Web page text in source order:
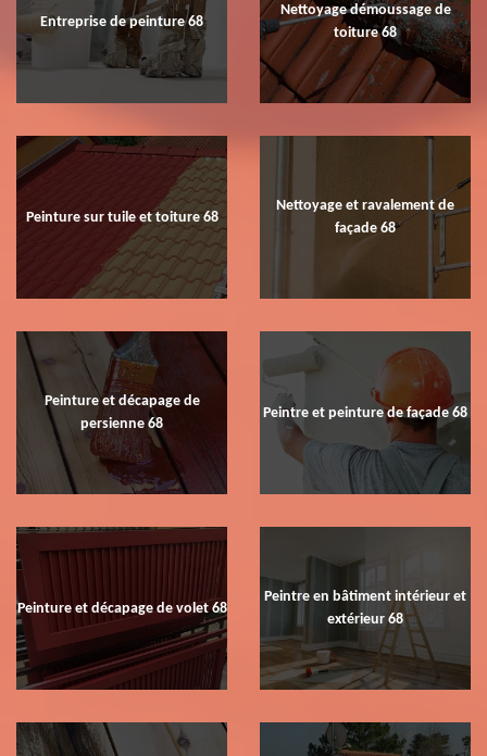
Entreprise de peinture 68
Nettoyage démoussage de
toiture 68
Peinture sur tuile et toiture 68
Nettoyage et ravalement de
façade 68
Peinture et décapage de
persienne 68
Peintre et peinture de façade 68
Peinture et décapage de volet 68
Peintre en bâtiment intérieur et
extérieur 68